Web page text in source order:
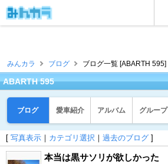
みんカラ ブログ ブログ一覧 [ABARTH 595]
ABARTH 595
ブログ 愛車紹介 アルバム グループ
[ 写真表示 ｜ カテゴリ選択 ｜ 過去のブログ ]
本当は黒サソリが欲しかった